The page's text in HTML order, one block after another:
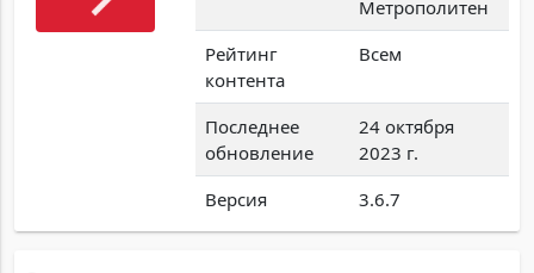
Метрополитен
Рейтинг
контента
Всем
Последнее
обновление
24 октября
2023 г.
Версия
3.6.7